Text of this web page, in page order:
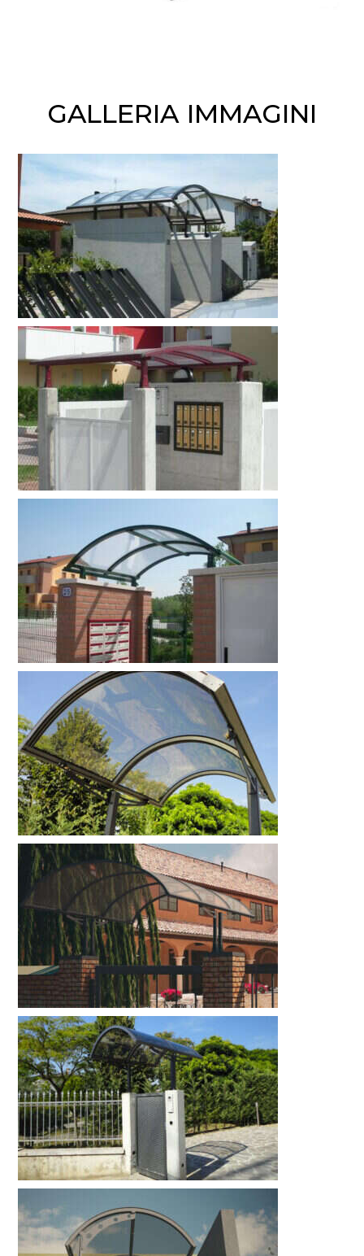
GALLERIA IMMAGINI